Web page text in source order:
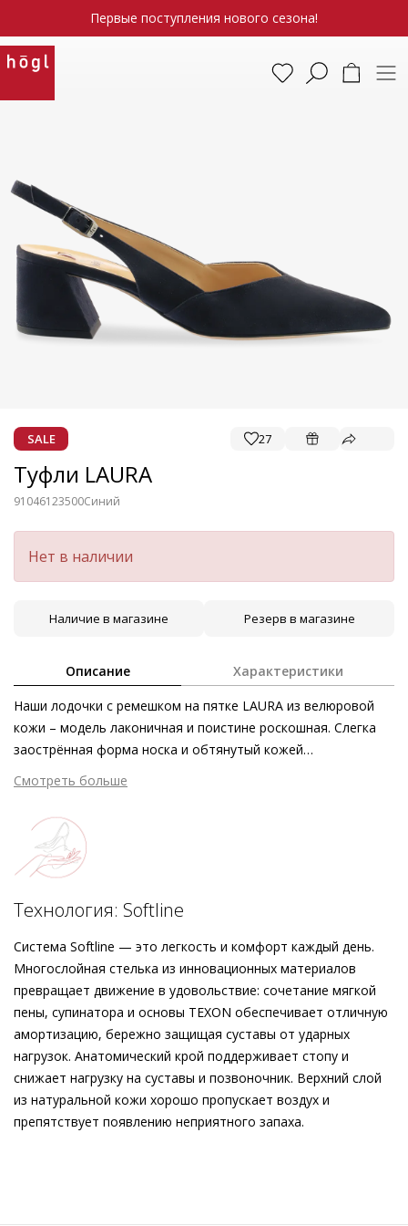
Первые поступления нового сезона!
SALE 27
Туфли LAURA
91046123500Синий
Нет в наличии
Наличие в магазине Резерв в магазине
Описание Характеристики
Наши лодочки с ремешком на пятке LAURA из велюровой
кожи – модель лаконичная и поистине роскошная. Слегка
заострённая форма носка и обтянутый кожей
трапециевидный блочный каблук подчёркивают
женственность силуэта. Элегантные туфли вне времени в
классическом тёмно-синем оттенке станут гармоничным и
стильным дополнением вашего образа – как в сочетании с
брюками, так и в комбинации с платьями.
Смотреть больше
Технология: Softline
Система Softline — это легкость и комфорт каждый день.
Многослойная стелька из инновационных материалов
превращает движение в удовольствие: сочетание мягкой
пены, супинатора и основы TEXON обеспечивает отличную
амортизацию, бережно защищая суставы от ударных
нагрузок. Анатомический крой поддерживает стопу и
снижает нагрузку на суставы и позвоночник. Верхний слой
из натуральной кожи хорошо пропускает воздух и
препятствует появлению неприятного запаха.